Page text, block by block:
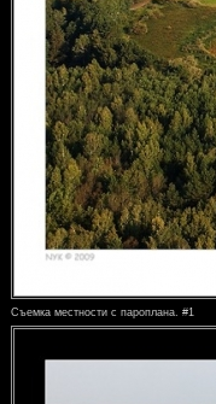
Съемка местности с пароплана. #1